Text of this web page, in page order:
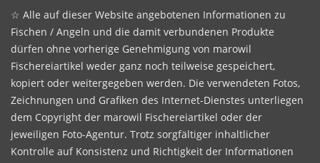
☆ Alle auf dieser Website angebotenen Informationen zu
Fischen / Angeln und die damit verbundenen Produkte
dürfen ohne vorherige Genehmigung von marowil
Fischereiartikel weder ganz noch teilweise gespeichert,
kopiert oder weitergegeben werden. Die verwendeten Fotos,
Zeichnungen und Grafiken des Internet-Dienstes unterliegen
dem Copyright der marowil Fischereiartikel oder der
jeweiligen Foto-Agentur. Trotz sorgfältiger inhaltlicher
Kontrolle auf Konsistenz und Richtigkeit der Informationen